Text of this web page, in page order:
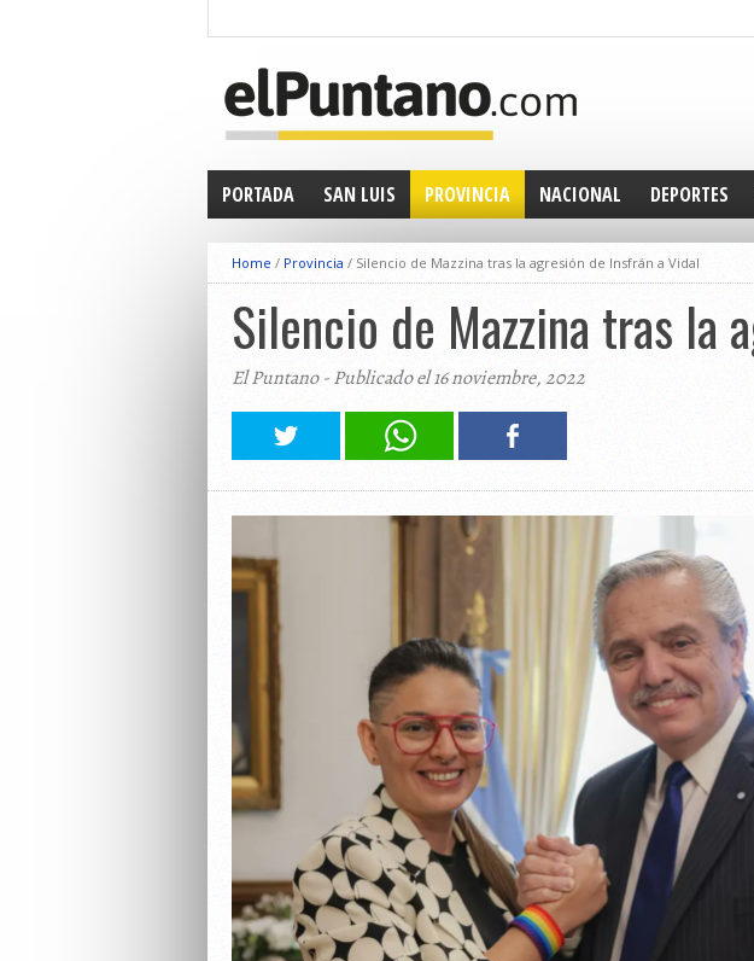
PORTADA SAN LUIS PROVINCIA NACIONAL DEPORTES
Home / Provincia / Silencio de Mazzina tras la agresión de Insfrán a Vidal
Silencio de Mazzina tras la
El Puntano - Publicado el 16 noviembre, 2022